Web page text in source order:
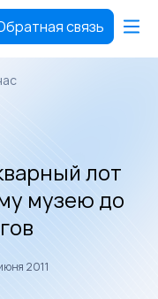
связь
лот
музею до
2011